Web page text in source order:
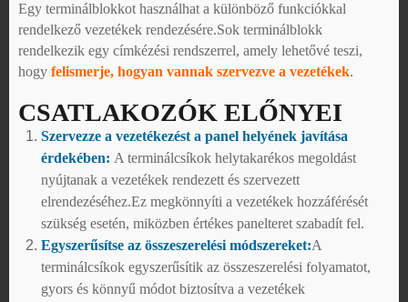
Egy terminálblokkot használhat a különböző funkciókkal
rendelkező vezetékek rendezésére.Sok terminálblokk
rendelkezik egy címkézési rendszerrel, amely lehetővé teszi,
hogy felismerje, hogyan vannak szervezve a vezetékek.
CSATLAKOZÓK ELŐNYEI
Szervezze a vezetékezést a panel helyének javítása
érdekében: A terminálcsíkok helytakarékos megoldást
nyújtanak a vezetékek rendezett és szervezett
elrendezéséhez.Ez megkönnyíti a vezetékek hozzáférését
szükség esetén, miközben értékes panelteret szabadít fel.
Egyszerűsítse az összeszerelési módszereket:A
terminálcsíkok egyszerűsítik az összeszerelési folyamatot,
gyors és könnyű módot biztosítva a vezetékek